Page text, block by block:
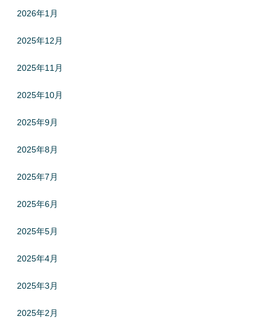
2026年1月
2025年12月
2025年11月
2025年10月
2025年9月
2025年8月
2025年7月
2025年6月
2025年5月
2025年4月
2025年3月
2025年2月